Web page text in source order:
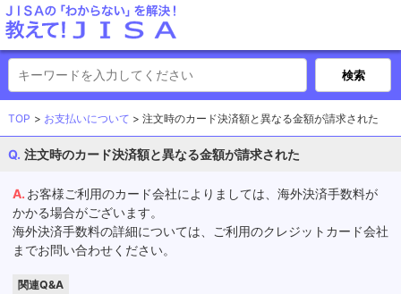
TOP お支払いについて 注文時のカード決済額と異なる金額が請求された
注文時のカード決済額と異なる金額が請求された
お客様ご利用のカード会社によりましては、海外決済手数料が
かかる場合がございます。
海外決済手数料の詳細については、ご利用のクレジットカード会社
までお問い合わせください。
関連Q&A